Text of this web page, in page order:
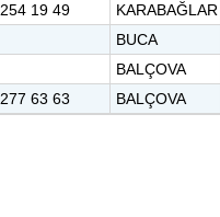
254 19 49 KARABAĞLAR
BUCA
BALÇOVA
277 63 63 BALÇOVA